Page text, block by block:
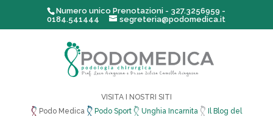
Numero unico Prenotazioni - 327.3256959 -
0184.541444
segreteria@podomedica.it
VISITA I NOSTRI SITI
Podo Medica
Podo Sport Unghia Incarnita
Il Blog del